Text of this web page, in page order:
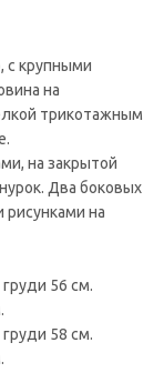
с крупными
на
трикотажным
на закрытой
Два боковых
на
56 см.
58 см.